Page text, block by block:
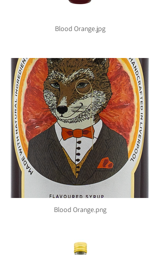
Blood Orange.jpg
Blood Orange.png